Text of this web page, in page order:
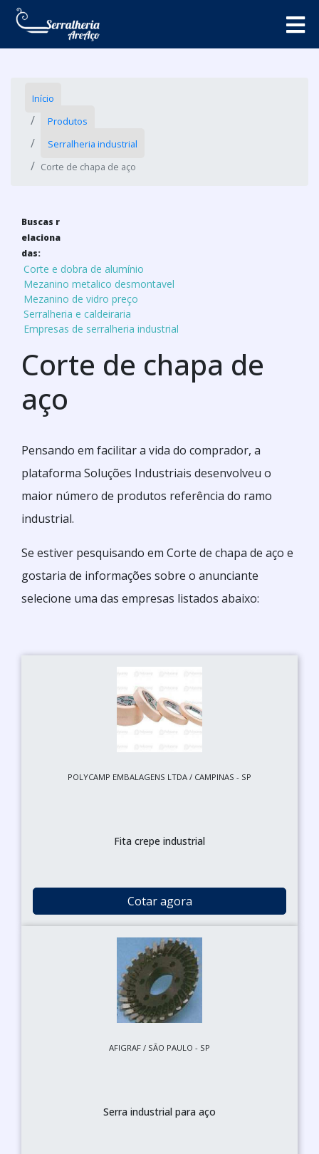
Início
Produtos
Serralheria industrial
Corte de chapa de aço
Buscas r
elaciona
das:
Corte e dobra de alumínio
Mezanino metalico desmontavel
Mezanino de vidro preço
Serralheria e caldeiraria
Empresas de serralheria industrial
Corte de chapa de
aço
Pensando em facilitar a vida do comprador, a
plataforma Soluções Industriais desenvolveu o
maior número de produtos referência do ramo
industrial.
Se estiver pesquisando em Corte de chapa de aço e
gostaria de informações sobre o anunciante
selecione uma das empresas listados abaixo:
POLYCAMP EMBALAGENS LTDA / CAMPINAS - SP
Fita crepe industrial
Cotar agora
AFIGRAF / SÃO PAULO - SP
Serra industrial para aço